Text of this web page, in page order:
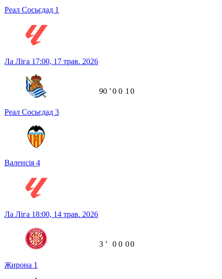
Реал Сосьєдад 1
Ла Ліга 17:00, 17 трав. 2026
Реал Сосьєдад 3
Валенсія 4
90 ʼ0 0 1 0
Ла Ліга 18:00, 14 трав. 2026
Жирона 1
3 ʼ 0 0 00